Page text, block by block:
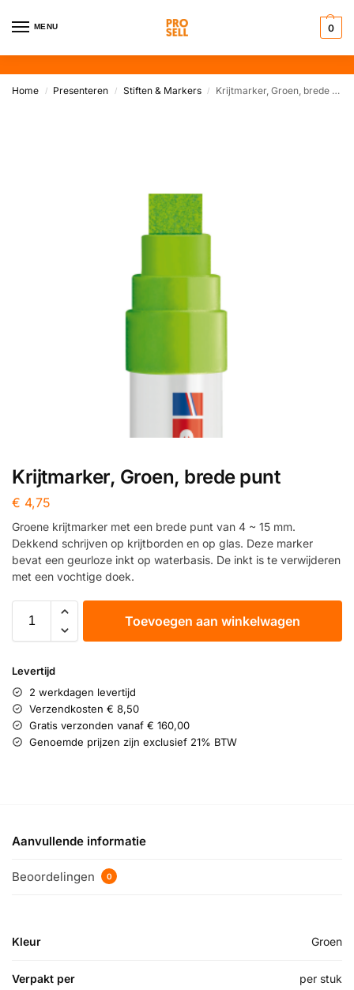
MENU 0
Home / Presenteren / Stiften & Markers / Krijtmarker, Groen, brede punt
Krijtmarker, Groen, brede punt
€ 4,75
Groene krijtmarker met een brede punt van 4 ~ 15 mm.
Dekkend schrijven op krijtborden en op glas. Deze marker
bevat een geurloze inkt op waterbasis. De inkt is te verwijderen
met een vochtige doek.
Toevoegen aan winkelwagen
Levertijd
2 werkdagen levertijd
Verzendkosten € 8,50
Gratis verzonden vanaf € 160,00
Genoemde prijzen zijn exclusief 21% BTW
Aanvullende informatie
Beoordelingen 0
Kleur Groen
Verpakt per per stuk